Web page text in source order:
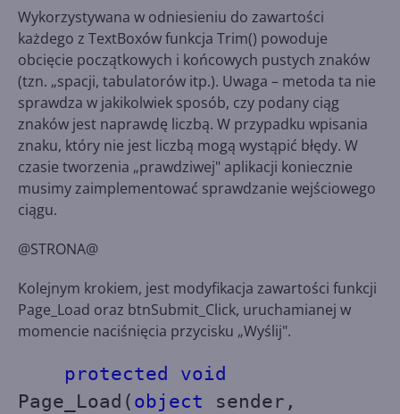
Wykorzystywana w odniesieniu do zawartości
każdego z TextBoxów funkcja Trim() powoduje
obcięcie początkowych i końcowych pustych znaków
(tzn. „spacji, tabulatorów itp.). Uwaga – metoda ta nie
sprawdza w jakikolwiek sposób, czy podany ciąg
znaków jest naprawdę liczbą. W przypadku wpisania
znaku, który nie jest liczbą mogą wystąpić błędy. W
czasie tworzenia „prawdziwej" aplikacji koniecznie
musimy zaimplementować sprawdzanie wejściowego
ciągu.
@STRONA@
Kolejnym krokiem, jest modyfikacja zawartości funkcji
Page_Load oraz btnSubmit_Click, uruchamianej w
momencie naciśnięcia przycisku „Wyślij".
protected void
Page_Load( object sender,